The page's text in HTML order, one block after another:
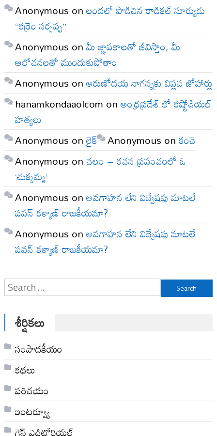
Anonymous onలందలో పొడిచిన రాడికల్ సూర్యుడు
“కర్రెం నర్సప్ప”
Anonymous onమీ జ్ఞాపకాలతో జీవిస్తాం, మీ
ఆలోచనలతో ముందుకుపోతాం
Anonymous onఅరుణోదయ నాగన్నకు విప్లవ జోహార్లు
hanamkondaaolcom onఆంధ్రప్రదేశ్ లో కష్టోడియల్
హత్యలు
Anonymous onలైక్ Anonymous onకంచె
Anonymous onచలం – రచన ప్రపంచంలో ఓ
‘చుక్కమ్మ’
Anonymous onఅవగాహన లేని విద్వేషపు మాటలే
పవన్ కళ్యాణ్ రాజకీయమా?
Anonymous onఅవగాహన లేని విద్వేషపు మాటలే
పవన్ కళ్యాణ్ రాజకీయమా?
Search
for:
శీర్షికలు
సంపాదకీయం
కథలు
పరిచయం
ఇంటర్వ్యూ
గెస్ట్ ఎడిటోరియల్